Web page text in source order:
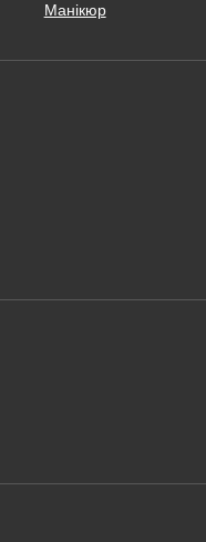
Манікюр